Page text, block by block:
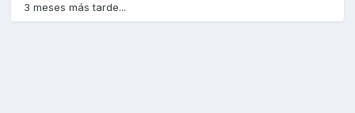
3 meses más tarde...